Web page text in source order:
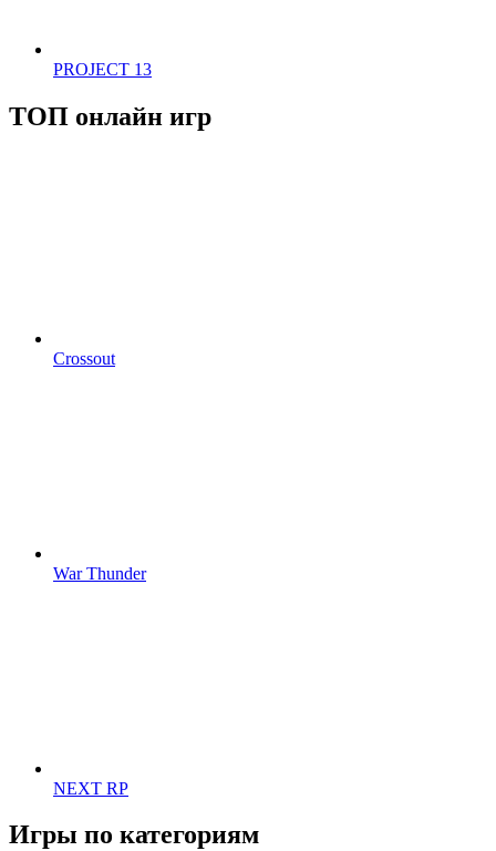
PROJECT 13
ТОП онлайн игр
Crossout
War Thunder
NEXT RP
Игры по категориям